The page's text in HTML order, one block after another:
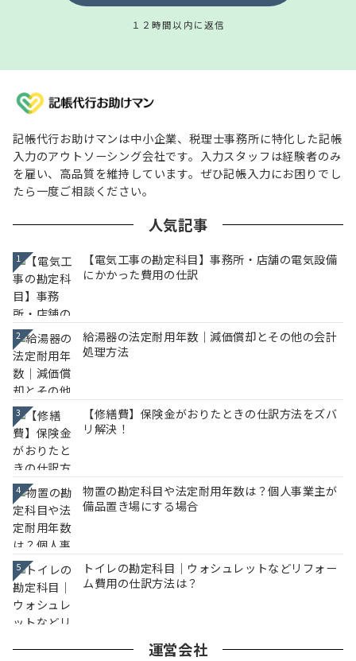
１２時間以内に返信
記帳代行お助けマンは中小企業、税理士事務所に特化した記帳
入力のアウトソーシング会社です。入力スタッフは経験者のみ
を雇い、高品質を維持しています。ぜひ記帳入力にお困りでし
たら一度ご相談ください。
人気記事
1
【電気工事の勘定科目】事務所・店舗の電気設備
にかかった費用の仕訳
2
給湯器の法定耐用年数｜減価償却とその他の会計
処理方法
3
【修繕費】保険金がおりたときの仕訳方法をズバ
リ解決！
4
物置の勘定科目や法定耐用年数は？個人事業主が
備品置き場にする場合
5
トイレの勘定科目｜ウォシュレットなどリフォー
ム費用の仕訳方法は？
運営会社